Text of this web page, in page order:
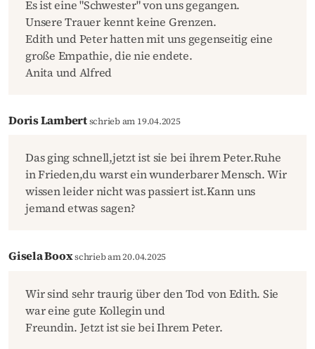
Es ist eine "Schwester" von uns gegangen.
Unsere Trauer kennt keine Grenzen.
Edith und Peter hatten mit uns gegenseitig eine
große Empathie, die nie endete.
Anita und Alfred
Doris Lambertschrieb am 19.04.2025
Das ging schnell,jetzt ist sie bei ihrem Peter.Ruhe
in Frieden,du warst ein wunderbarer Mensch. Wir
wissen leider nicht was passiert ist.Kann uns
jemand etwas sagen?
Gisela Booxschrieb am 20.04.2025
Wir sind sehr traurig über den Tod von Edith. Sie
war eine gute Kollegin und
Freundin. Jetzt ist sie bei Ihrem Peter.